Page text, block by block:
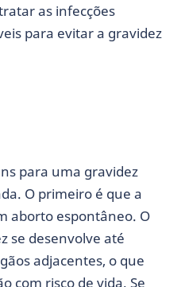
as infecções
para evitar a gravidez
para uma gravidez
O primeiro é que a
aborto espontâneo. O
se desenvolve até
adjacentes, o que
com risco de vida. Se